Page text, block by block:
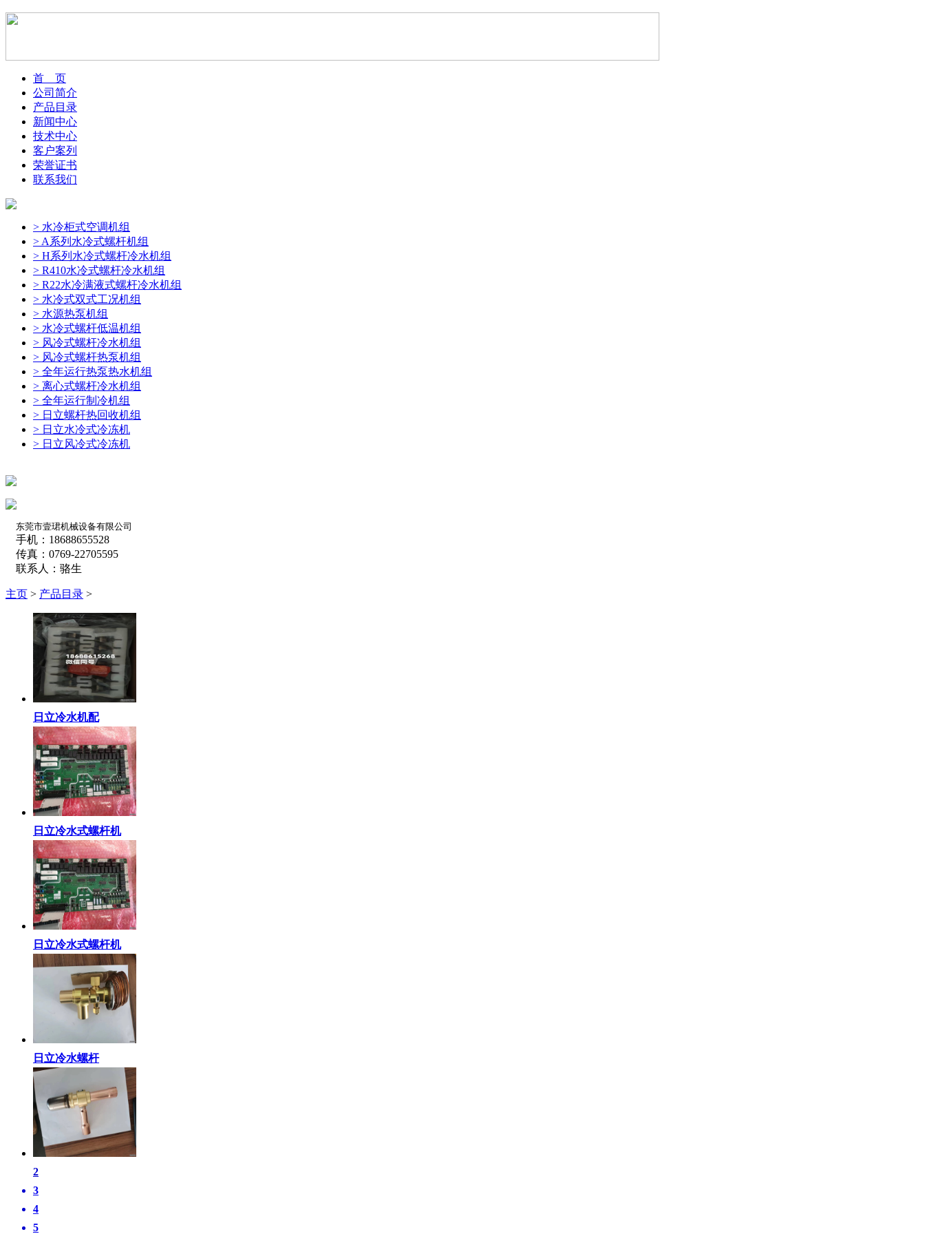
首 页
公司简介
产品目录
新闻中心
技术中心
客户案列
荣誉证书
联系我们
> 水冷柜式空调机组
> A系列水冷式螺杆机组
> H系列水冷式螺杆冷水机组
> R410水冷式螺杆冷水机组
> R22水冷满液式螺杆冷水机组
> 水冷式双式工况机组
> 水源热泵机组
> 水冷式螺杆低温机组
> 风冷式螺杆冷水机组
> 风冷式螺杆热泵机组
> 全年运行热泵热水机组
> 离心式螺杆冷水机组
> 全年运行制冷机组
> 日立螺杆热回收机组
> 日立水冷式冷冻机
> 日立风冷式冷冻机
东莞市壹珺机械设备有限公司
手机：18688655528
传真：0769-22705595
联系人：骆生
主页 > 产品目录 >
日立冷水机配
日立冷水式螺杆机
日立冷水式螺杆机
日立冷水螺杆
2
3
4
5